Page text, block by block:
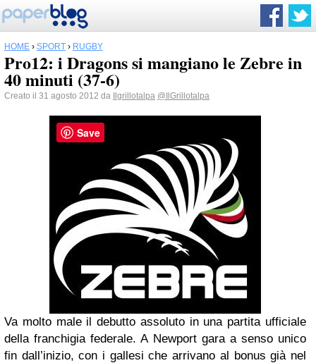
HOME › SPORT › RUGBY
Pro12: i Dragons si mangiano le Zebre in
40 minuti (37-6)
Creato il 31 agosto 2012 da Ilgrillotalpa @IlGrillotalpa
Va molto male il debutto assoluto in una partita ufficiale
della franchigia federale. A Newport gara a senso unico
fin dall’inizio, con i gallesi che arrivano al bonus già nel
Save